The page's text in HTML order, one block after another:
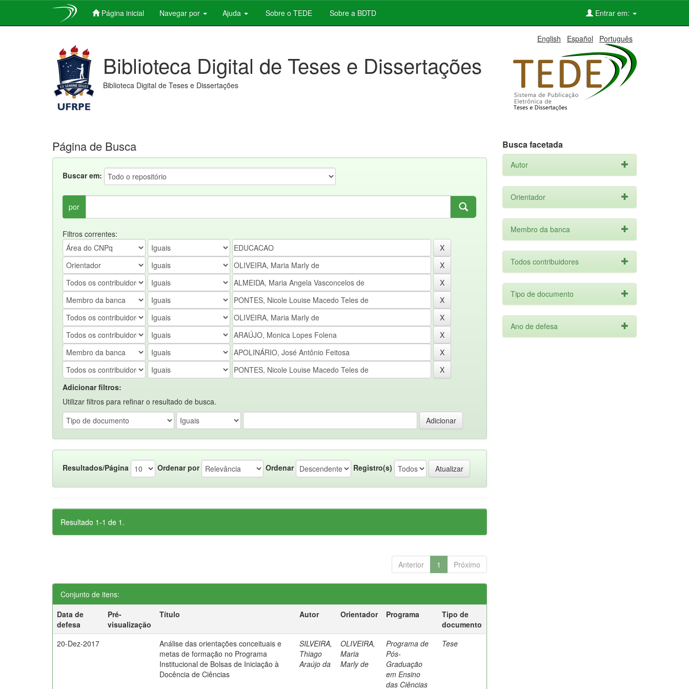
Página inicial Navegar por Ajuda Sobre o TEDE Sobre a BDTD Entrar em:
English Español Português
Biblioteca Digital de Teses e Dissertações
Biblioteca Digital de Teses e Dissertações
Página de Busca
Buscar em:
por
Filtros correntes:
Adicionar filtros:
Utilizar filtros para refinar o resultado de busca.
Resultados/Página Ordenar por Ordenar Registro(s)
Resultado 1-1 de 1.
Anterior 1 Próximo
Conjunto de itens:
Data de
defesa
Pré-
visualização
Título Autor Orientador Programa
Tipo de
documento
20-Dez-2017
Análise das orientações conceituais e
metas de formação no Programa
Institucional de Bolsas de Iniciação à
Docência de Ciências
SILVEIRA,
Thiago
Araújo da
OLIVEIRA,
Maria
Marly de
Programa de
Pós-
Graduação
em Ensino
das Ciências
Tese
Busca facetada
Autor
Orientador
Membro da banca
Todos contribuidores
Tipo de documento
Ano de defesa